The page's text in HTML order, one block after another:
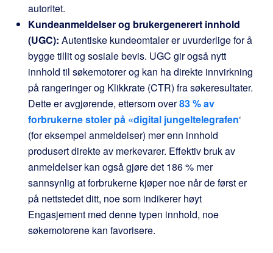
autoritet.
Kundeanmeldelser og brukergenerert innhold
(UGC): Autentiske kundeomtaler er uvurderlige for å
bygge tillit og sosiale bevis. UGC gir også nytt
innhold til søkemotorer og kan ha direkte innvirkning
på rangeringer og Klikkrate (CTR) fra søkeresultater.
Dette er avgjørende, ettersom over83 % av
forbrukerne stoler på «digital jungeltelegrafen‘
(for eksempel anmeldelser) mer enn innhold
produsert direkte av merkevarer. Effektiv bruk av
anmeldelser kan også gjøre det 186 % mer
sannsynlig at forbrukerne kjøper noe når de først er
på nettstedet ditt, noe som indikerer høyt
Engasjement med denne typen innhold, noe
søkemotorene kan favorisere.